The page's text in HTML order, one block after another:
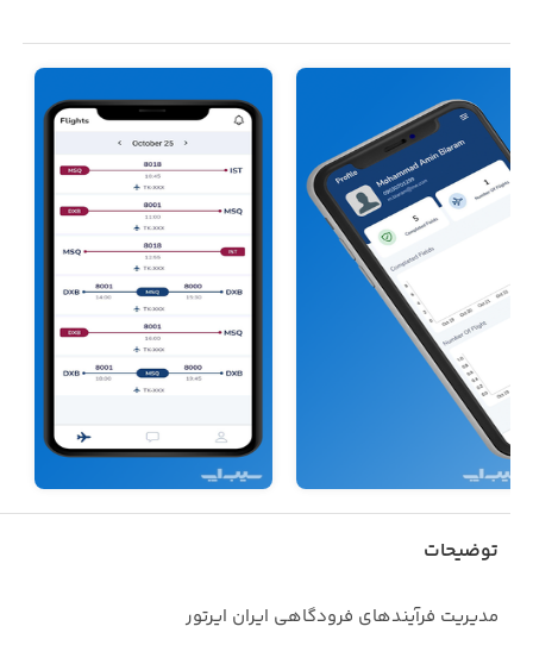
توضیحات
مدیریت فرآیندهای فرودگاهی ایران ایرتور